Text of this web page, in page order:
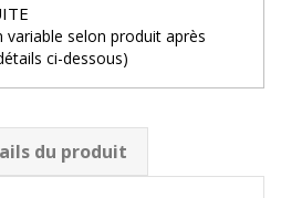
variable selon produit après
ci-dessous)
du produit